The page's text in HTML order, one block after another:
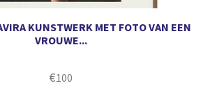
KUNSTWERK MET FOTO VAN EEN
VROUWE...
€100